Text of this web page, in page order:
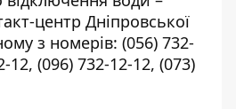
центр Дніпровської
з номерів: (056) 732-
12, (096) 732-12-12, (073)